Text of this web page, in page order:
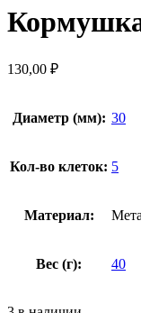
130,00 ₽
Диаметр (мм): 30
Кол-во клеток: 5
Материал:
Вес (г): 40